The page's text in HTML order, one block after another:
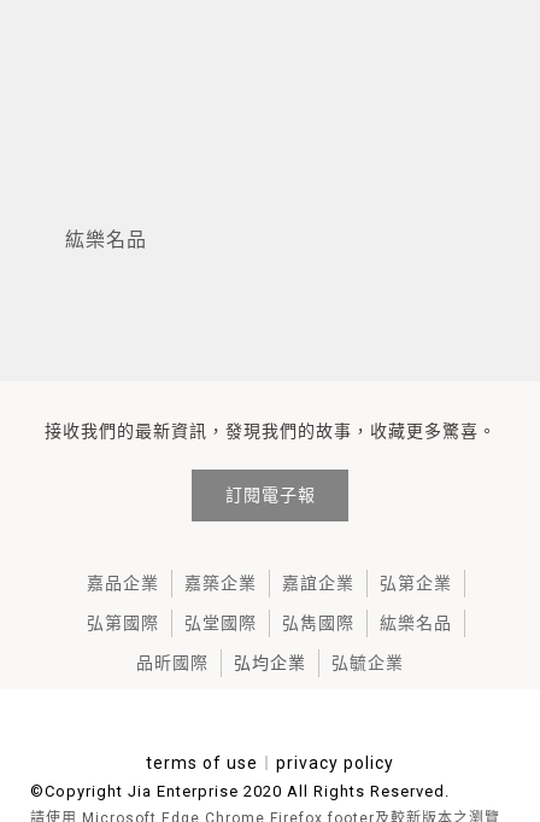
紘樂名品
接收我們的最新資訊，發現我們的故事，收藏更多驚喜。
訂閱電子報
嘉品企業 嘉築企業 嘉誼企業 弘第企業
弘第國際 弘堂國際 弘雋國際 紘樂名品
品昕國際 弘均企業 弘毓企業
©Copyright Jia Enterprise 2020 All Rights Reserved.
請使用 Microsoft Edge,Chrome,Firefox,footer及較新版本之瀏覽
terms of use privacy policy